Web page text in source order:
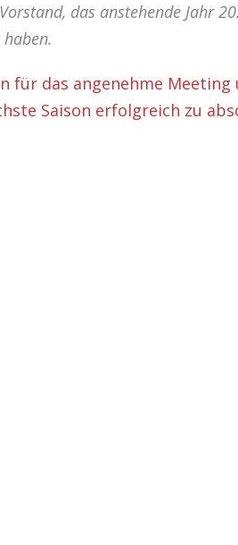
das anstehende Jahr
für das angenehme
Saison erfolgreich zu